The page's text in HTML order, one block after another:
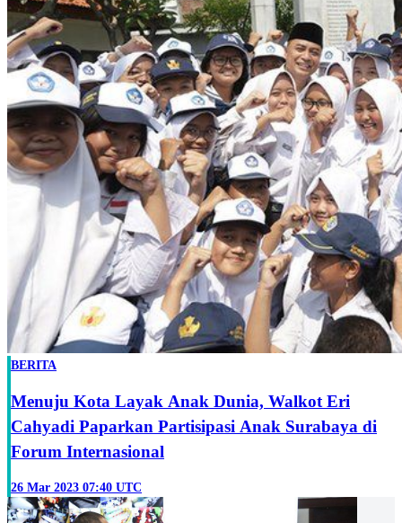
BERITA
Menuju Kota Layak Anak Dunia, Walkot Eri
Cahyadi Paparkan Partisipasi Anak Surabaya di
Forum Internasional
26 Mar 2023 07:40 UTC